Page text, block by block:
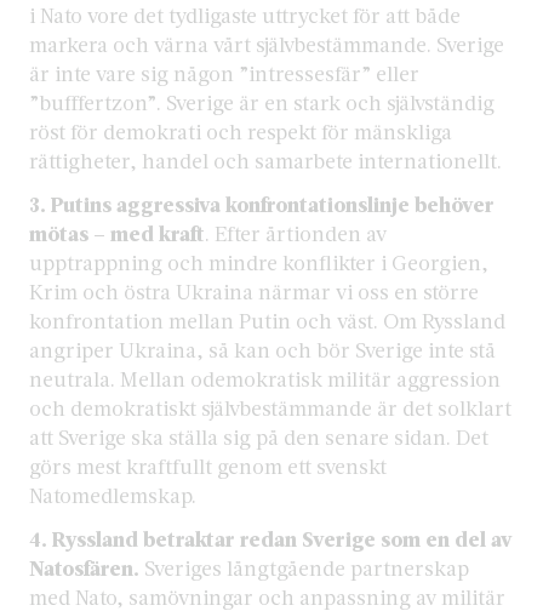
i Nato vore det tydligaste uttrycket för att både
markera och värna vårt självbestämmande. Sverige
är inte vare sig någon ”intressesfär” eller
”bufffertzon”. Sverige är en stark och självständig
röst för demokrati och respekt för mänskliga
rättigheter, handel och samarbete internationellt.
3. Putins aggressiva konfrontationslinje behöver
mötas – med kraft. Efter årtionden av
upptrappning och mindre konflikter i Georgien,
Krim och östra Ukraina närmar vi oss en större
konfrontation mellan Putin och väst. Om Ryssland
angriper Ukraina, så kan och bör Sverige inte stå
neutrala. Mellan odemokratisk militär aggression
och demokratiskt självbestämmande är det solklart
att Sverige ska ställa sig på den senare sidan. Det
görs mest kraftfullt genom ett svenskt
Natomedlemskap.
4. Ryssland betraktar redan Sverige som en del av
Natosfären. Sveriges långtgående partnerskap
med Nato, samövningar och anpassning av militär